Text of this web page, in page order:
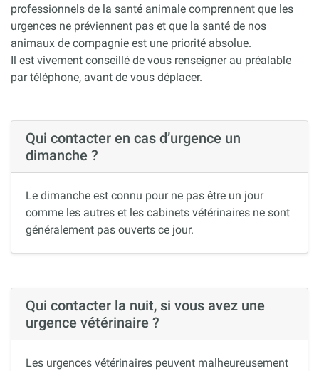
professionnels de la santé animale comprennent que les
urgences ne préviennent pas et que la santé de nos
animaux de compagnie est une priorité absolue.
Il est vivement conseillé de vous renseigner au préalable
par téléphone, avant de vous déplacer.
Qui contacter en cas d’urgence un
dimanche ?
Le dimanche est connu pour ne pas être un jour
comme les autres et les cabinets vétérinaires ne sont
généralement pas ouverts ce jour.
Qui contacter la nuit, si vous avez une
urgence vétérinaire ?
Les urgences vétérinaires peuvent malheureusement